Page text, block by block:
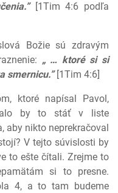
[1Tim 4:6 podľa
Božie sú zdravým
„ … ktoré si si
smernicu.”[1Tim 4:6]
ktoré napísal Pavol,
by to stáť v liste
aby nikto neprekračoval
V tejto súvislosti by
to ešte čítali. Zrejme to
si to presne.
4, a to tam budeme